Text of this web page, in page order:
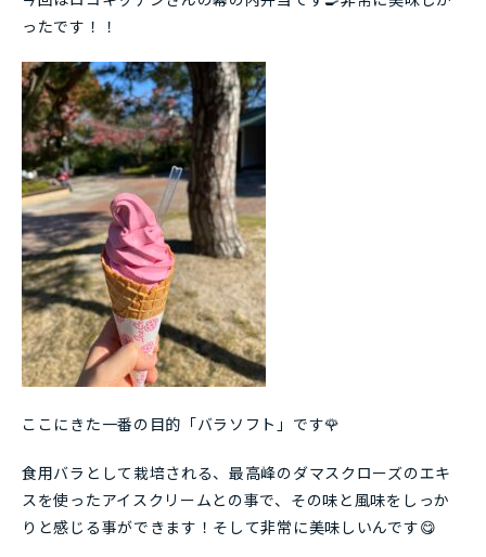
ったです！！
ここにきた一番の目的「バラソフト」です🌹
食用バラとして栽培される、最高峰のダマスクローズのエキ
スを使ったアイスクリームとの事で、その味と風味をしっか
りと感じる事ができます！そして非常に美味しいんです😋